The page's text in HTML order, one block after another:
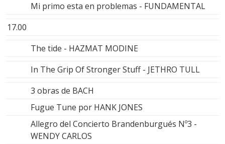
Mi primo esta en problemas - FUNDAMENTAL
17.00
The tide - HAZMAT MODINE
In The Grip Of Stronger Stuff - JETHRO TULL
3 obras de BACH
Fugue Tune por HANK JONES
Allegro del Concierto Brandenburgués Nº3 -
WENDY CARLOS